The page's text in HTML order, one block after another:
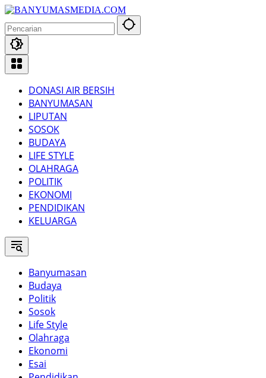
Langsung
konten
DONASI AIR BERSIH
BANYUMASAN
LIPUTAN
SOSOK
BUDAYA
LIFE STYLE
OLAHRAGA
POLITIK
EKONOMI
PENDIDIKAN
KELUARGA
Banyumasan
Budaya
Politik
Sosok
Life Style
Olahraga
Ekonomi
Esai